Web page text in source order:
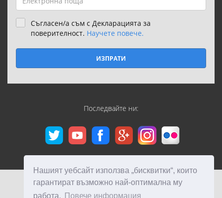
Нашият уебсайт използва „бисквитки“, които
гарантират възможно най-оптимална му
работа.
Повече информация
Съгласен/а съм с Декларацията за
поверителност. Научете повече.
ИЗПРАТИ
Последвайте ни: